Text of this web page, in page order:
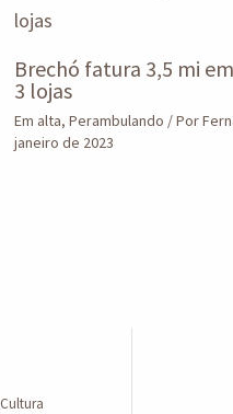
Brechó fatura 3,5 mi
3 lojas
Em alta, Perambulando / Por
janeiro de 2023
Cultura